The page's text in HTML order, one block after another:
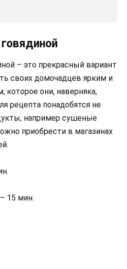
– это прекрасный вариант
своих домочадцев ярким и
они, наверняка,
рецепта понадобятся не
например сушеные
приобрести в магазинах
15 мин.